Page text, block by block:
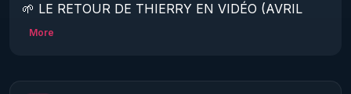
🌱 LE RETOUR DE THIERRY EN VIDÉO (AVRIL
2022)!
https://www.rgnr.fr/presentation.html
More